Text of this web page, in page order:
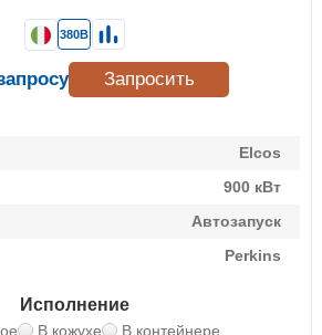
Elcos
900 кВт
Автозапуск
Perkins
Исполнение
В кожухе В контейнере
380В
Запросить